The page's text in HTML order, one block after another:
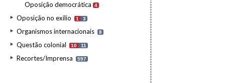
Oposição democrática 4
Oposição no exílio 1 3
Organismos internacionais 8
Questão colonial 10 11
Recortes/Imprensa 597